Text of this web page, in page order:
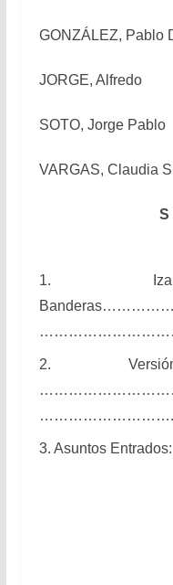
GONZÁLEZ, Pablo
JORGE, Alfredo
SOTO, Jorge Pablo
VARGAS, Claudia
S
1.
2.
3. Asuntos Entrados: